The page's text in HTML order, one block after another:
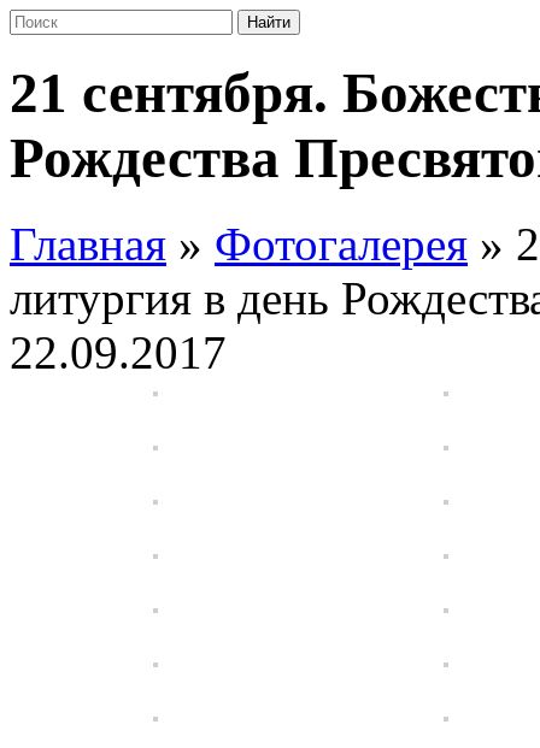
21 сентября.
Рождества
Главная » Фотогалерея »
литургия в день
22.09.2017